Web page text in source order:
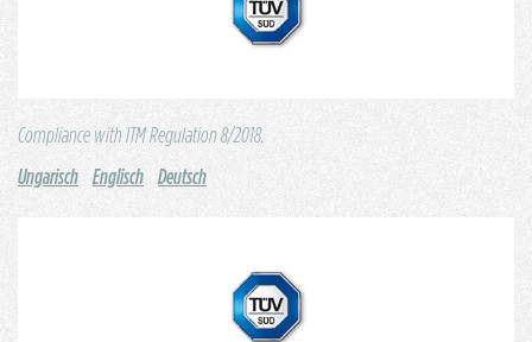
Compliance with ITM Regulation 8/2018.
Ungarisch
Englisch Deutsch